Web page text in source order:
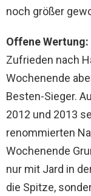
noch größer
Offene
Zufrieden nach
Wochenende
Besten-Sieger.
2012 und 2013
renommierten
Wochenende
nur mit Jard in
die Spitze,